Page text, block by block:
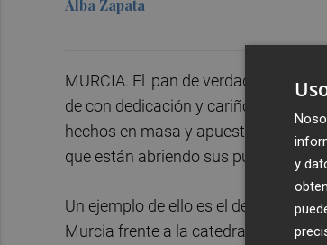
Alba Zapata
MURCIA. El 'pan de verdad', ese
de con dedicación y cariño- está en
hechos en masa y apuestan por lo
que están abriendo sus puertas en
Un ejemplo de ello es el de la cadena
Murcia frente a la catedral,
y